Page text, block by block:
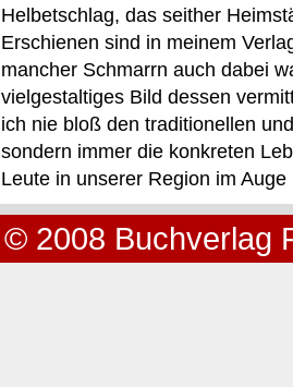
Helbetschlag, das seither
Erschienen sind in meinem
mancher Schmarrn auch dabei
vielgestaltiges Bild dessen
ich nie bloß den traditionellen
sondern immer die konkreten
Leute in unserer Region im Auge
© 2008 Buchverlag